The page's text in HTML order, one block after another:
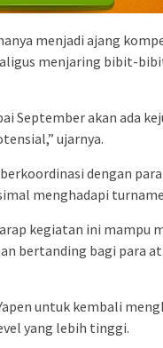
menjadi ajang
menjaring bibit-
September akan ada
ujarnya.
dengan
menghadapi
kegiatan ini mampu
bertanding bagi para
untuk kembali
yang lebih tinggi.